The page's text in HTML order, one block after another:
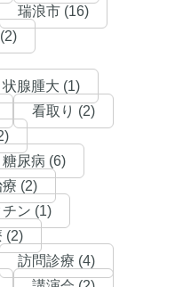
瑞浪市 (16)
状腺腫大 (1)
看取り (2)
糖尿病 (6)
療 (2)
ン (1)
(2)
訪問診療 (4)